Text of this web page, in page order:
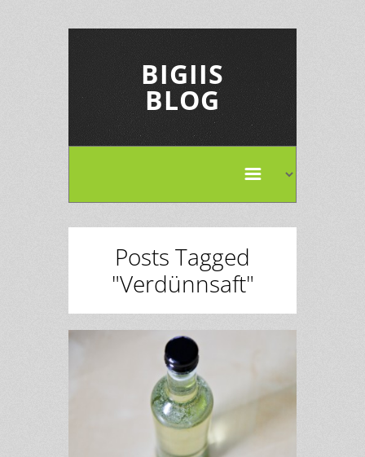
BIGIIS
BLOG
Posts Tagged
"Verdünnsaft"